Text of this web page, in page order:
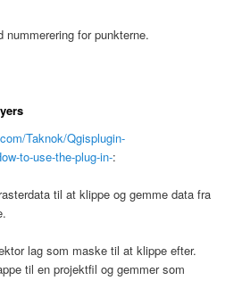
nummerering for punkterne.
Taknok/Qgisplugin-
to-use-the-plug-in-:
til at klippe og gemme data fra
lag som maske til at klippe efter.
til en projektfil og gemmer som